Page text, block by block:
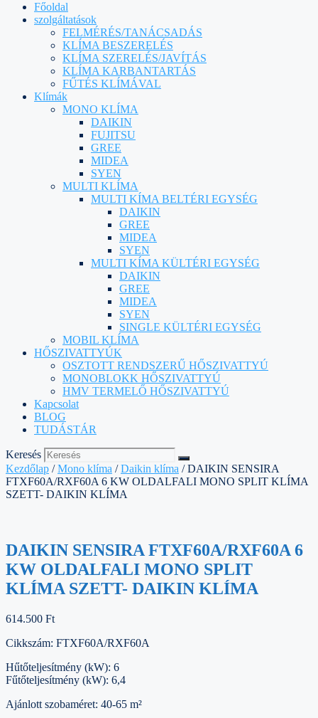
Főoldal
szolgáltatások
FELMÉRÉS/TANÁCSADÁS
KLÍMA BESZERELÉS
KLÍMA SZERELÉS/JAVÍTÁS
KLÍMA KARBANTARTÁS
FŰTÉS KLÍMÁVAL
Klímák
MONO KLÍMA
DAIKIN
FUJITSU
GREE
MIDEA
SYEN
MULTI KLÍMA
MULTI KÍMA BELTÉRI EGYSÉG
DAIKIN
GREE
MIDEA
SYEN
MULTI KÍMA KÜLTÉRI EGYSÉG
DAIKIN
GREE
MIDEA
SYEN
SINGLE KÜLTÉRI EGYSÉG
MOBIL KLÍMA
HŐSZIVATTYÚK
OSZTOTT RENDSZERŰ HŐSZIVATTYÚ
MONOBLOKK HŐSZIVATTYÚ
HMV TERMELŐ HŐSZIVATTYÚ
Kapcsolat
BLOG
TUDÁSTÁR
Keresés
Kezdőlap /Mono klíma /Daikin klíma / DAIKIN SENSIRA
FTXF60A/RXF60A 6 KW OLDALFALI MONO SPLIT KLÍMA
SZETT- DAIKIN KLÍMA
DAIKIN SENSIRA FTXF60A/RXF60A 6
KW OLDALFALI MONO SPLIT
KLÍMA SZETT- DAIKIN KLÍMA
614.500 Ft
Cikkszám: FTXF60A/RXF60A
Hűtőteljesítmény (kW): 6
Fűtőteljesítmény (kW): 6,4
Ajánlott szobaméret: 40-65 m²